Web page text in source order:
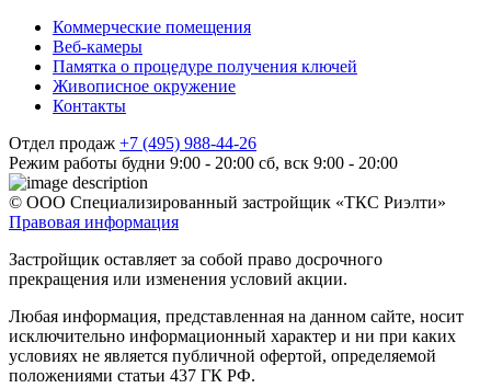
Коммерческие помещения
Веб-камеры
Памятка о процедуре получения ключей
Живописное окружение
Контакты
Отдел продаж +7 (495) 988-44-26
Режим работы будни 9:00 - 20:00 сб, вск 9:00 - 20:00
© ООО Специализированный застройщик «ТКС Риэлти»
Правовая информация
Застройщик оставляет за собой право досрочного
прекращения или изменения условий акции.
Любая информация, представленная на данном сайте, носит
исключительно информационный характер и ни при каких
условиях не является публичной офертой, определяемой
положениями статьи 437 ГК РФ.